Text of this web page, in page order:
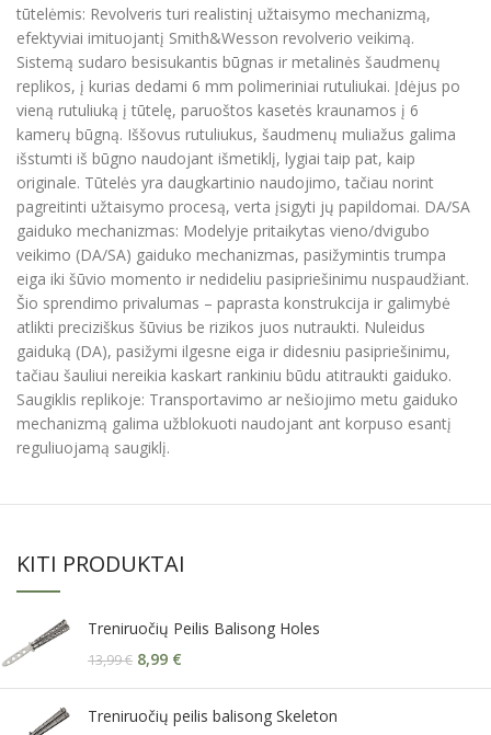
tūtelėmis: Revolveris turi realistinį užtaisymo mechanizmą,
efektyviai imituojantį Smith&Wesson revolverio veikimą.
Sistemą sudaro besisukantis būgnas ir metalinės šaudmenų
replikos, į kurias dedami 6 mm polimeriniai rutuliukai. Įdėjus po
vieną rutuliuką į tūtelę, paruoštos kasetės kraunamos į 6
kamerų būgną. Iššovus rutuliukus, šaudmenų muliažus galima
išstumti iš būgno naudojant išmetiklį, lygiai taip pat, kaip
originale. Tūtelės yra daugkartinio naudojimo, tačiau norint
pagreitinti užtaisymo procesą, verta įsigyti jų papildomai. DA/SA
gaiduko mechanizmas: Modelyje pritaikytas vieno/dvigubo
veikimo (DA/SA) gaiduko mechanizmas, pasižymintis trumpa
eiga iki šūvio momento ir nedideliu pasipriešinimu nuspaudžiant.
Šio sprendimo privalumas – paprasta konstrukcija ir galimybė
atlikti preciziškus šūvius be rizikos juos nutraukti. Nuleidus
gaiduką (DA), pasižymi ilgesne eiga ir didesniu pasipriešinimu,
tačiau šauliui nereikia kaskart rankiniu būdu atitraukti gaiduko.
Saugiklis replikoje: Transportavimo ar nešiojimo metu gaiduko
mechanizmą galima užblokuoti naudojant ant korpuso esantį
reguliuojamą saugiklį.
KITI PRODUKTAI
Treniruočių Peilis Balisong Holes
13,99€ 8,99 €
Treniruočių peilis balisong Skeleton